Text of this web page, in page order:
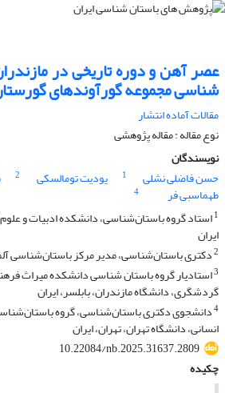
عصر آهن و دوره تاریخی در
شناسی مجموعه گورآوندهای
مقالات آماده انتشار
نوع مقاله : مقاله پژوهشی
نویسندگان
حسن فاضلی نشلی
1 یودیت تومالسکی 2
طهماسبی فر
4
1استاد گروه باستان‌شناسی، دانشکده ادبیات و علوم
ایران
2دکتری باستان‌شناسی، مدیر مرکز باستان‌شناسی
3استادیار گروه باستان شناسی دانشکده میراث
گردشگری، دانشگاه مازندران، بابلسر، ایران
4دانشجوی دکتری باستان‌شناسی، گروه
انسانی، دانشگاه تهران، تهران، ایران
10.22084/nb.2025.31637.2809
چکیده